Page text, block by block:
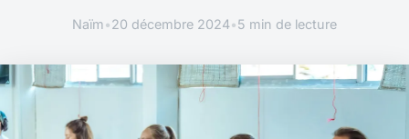
Naïm•20 décembre 2024•5 min de lecture